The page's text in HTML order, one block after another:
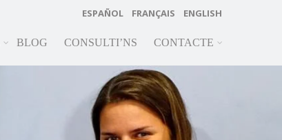
ESPAÑOL FRANÇAIS ENGLISH
BLOG CONSULTI’NS CONTACTE